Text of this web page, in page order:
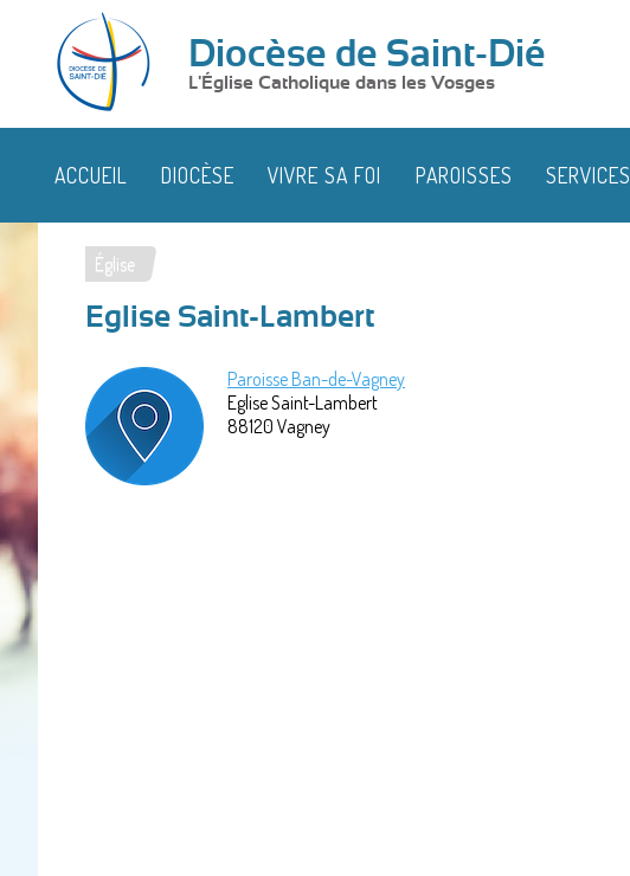
Diocèse de Saint-Dié
L'Église Catholique dans les Vosges
ACCUEIL DIOCÈSE VIVRE SA FOI PAROISSES SERVICES
Vous
êtes
ici
Église
Eglise Saint-Lambert
Paroisse Ban-de-Vagney
Eglise Saint-Lambert
88120 Vagney